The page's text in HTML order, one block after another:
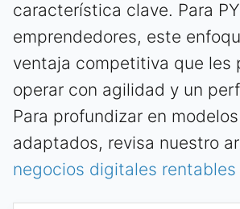
característica clave. Para
emprendedores, este
ventaja competitiva que les
operar con agilidad y un
Para profundizar en
adaptados, revisa nuestro
negocios digitales